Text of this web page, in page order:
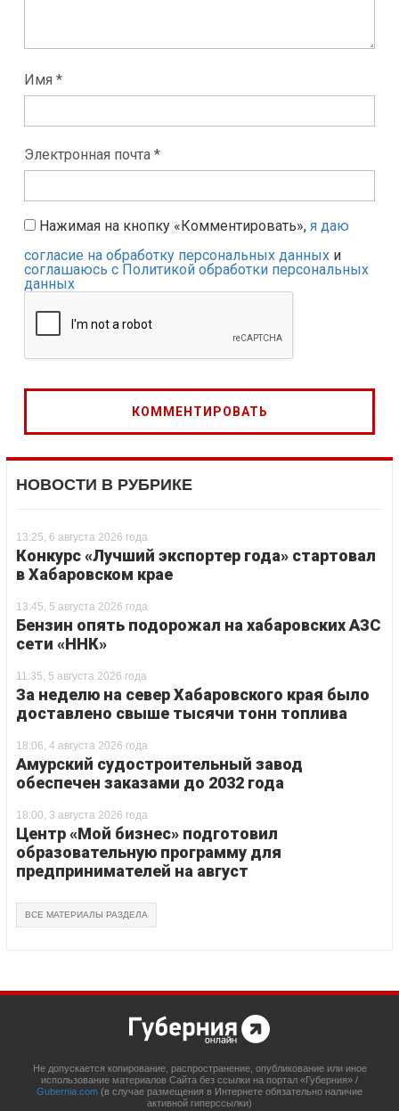
Имя *
Электронная почта *
Нажимая на кнопку «Комментировать», я даю
согласие на обработку персональных данных и
соглашаюсь с Политикой обработки персональных
данных
НОВОСТИ В РУБРИКЕ
13:25, 6 августа 2026 года
Конкурс «Лучший экспортер года» стартовал
в Хабаровском крае
13:45, 5 августа 2026 года
Бензин опять подорожал на хабаровских АЗС
сети «ННК»
11:35, 5 августа 2026 года
За неделю на север Хабаровского края было
доставлено свыше тысячи тонн топлива
18:06, 4 августа 2026 года
Амурский судостроительный завод
обеспечен заказами до 2032 года
18:00, 3 августа 2026 года
Центр «Мой бизнес» подготовил
образовательную программу для
предпринимателей на август
ВСЕ МАТЕРИАЛЫ РАЗДЕЛА
Не допускается копирование, распространение, опубликование или иное
использование материалов Сайта без ссылки на портал «Губерния» /
Gubernia.com (в случае размещения в Интернете обязательно наличие
активной гиперссылки)